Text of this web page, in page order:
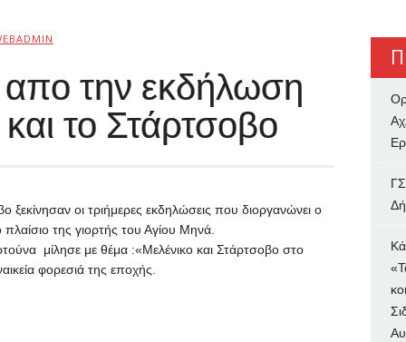
την εκδήλωση
το Στάρτσοβο
ξεκίνησαν οι τριήμερες εκδηλώσεις που διοργανώνει ο
της γιορτής του Αγίου Μηνά.
μίλησε με θέμα :«Μελένικο και Στάρτσοβο στο
φορεσιά της εποχής.